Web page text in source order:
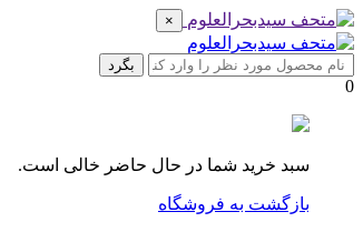
×
بگرد
0
سبد خرید شما در حال حاضر خالی است.
بازگشت به فروشگاه